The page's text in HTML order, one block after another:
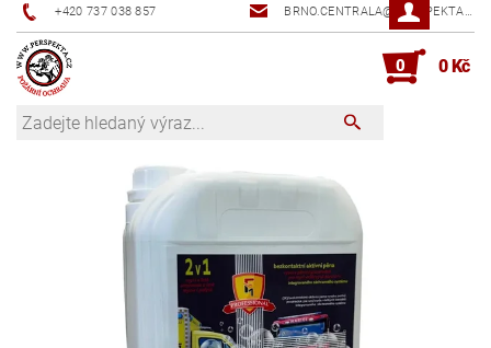
+420 737 038 857 BRNO.CENTRALA@PERSPEKTA.CZ
0 0 Kč